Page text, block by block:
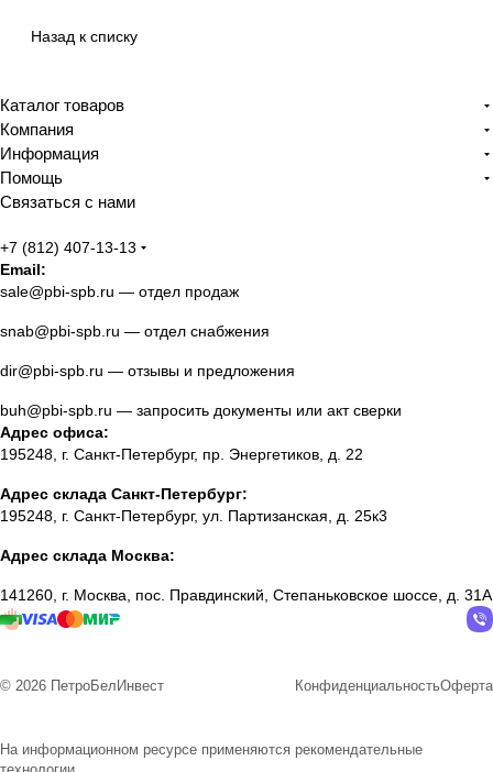
Назад к списку
Каталог товаров
Компания
Информация
Помощь
Связаться с нами
+7 (812) 407-13-13
Email:
sale@pbi-spb.ru — отдел продаж
snab@pbi-spb.ru — отдел снабжения
dir@pbi-spb.ru — отзывы и предложения
buh@pbi-spb.ru — запросить документы или акт сверки
Адрес офиса:
195248, г. Санкт-Петербург, пр. Энергетиков, д. 22
Адрес склада Санкт-Петербург:
195248, г. Санкт-Петербург, ул. Партизанская, д. 25к3
Адрес склада Москва:
141260, г. Москва, пос. Правдинский, Степаньковское шоссе, д. 31А
© 2026 ПетроБелИнвест КонфиденциальностьОферта
На информационном ресурсе применяются рекомендательные